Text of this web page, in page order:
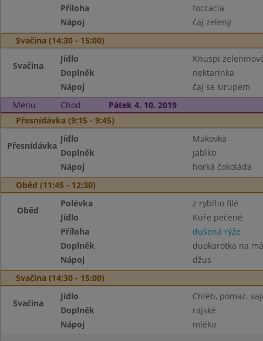
Příloha
foccacia
Nápoj
čaj zelený
Svačina (14:30 - 15:00)
Svačina
Jídlo
Knuspi
Doplněk
nektarinka
Nápoj
čaj se sirupem
Menu
Chod
Pátek 4. 10. 2019
Přesnídávka (9:15 - 9:45)
Přesnídávka
Jídlo
Makovka
Doplněk
jablko
Nápoj
horká čokoláda
Oběd (11:45 - 12:30)
Oběd
Polévka
z rybího filé
Jídlo
Kuře pečené
Příloha
dušená rýže
Doplněk
duokarotka na
Nápoj
džus
Svačina (14:30 - 15:00)
Svačina
Jídlo
Chléb, pomaz.
Doplněk
rajské
Nápoj
mléko